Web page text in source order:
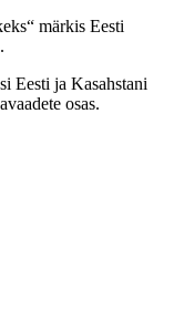
märkis Eesti
Eesti ja Kasahstani
osas.